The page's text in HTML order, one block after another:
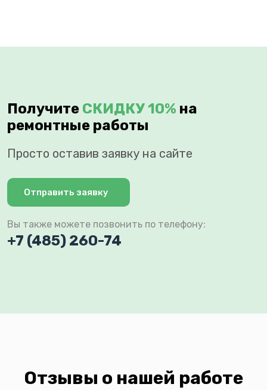
Получите СКИДКУ 10% на
ремонтные работы
Просто оставив заявку на сайте
Отправить заявку
Вы также можете позвонить по телефону:
+7 (485) 260-74
Отзывы о нашей работе